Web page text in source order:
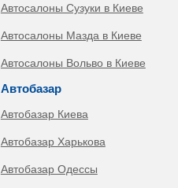
Автосалоны Сузуки в Киеве
Автосалоны Мазда в Киеве
Автосалоны Вольво в Киеве
Автобазар
Автобазар Киева
Автобазар Харькова
Автобазар Одессы